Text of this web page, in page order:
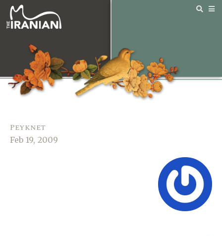
Peyknet
Feb 19, 2009